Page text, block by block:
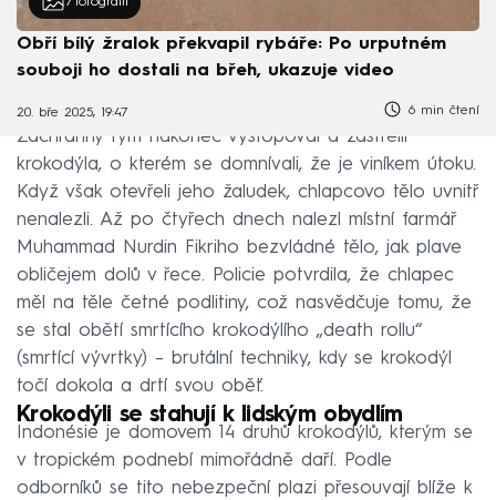
Obří bílý žralok překvapil rybáře: Po urputném
souboji ho dostali na břeh, ukazuje video
20. bře 2025, 19:47 6 min čtení
Záchranný tým nakonec vystopoval a zastřelil
krokodýla, o kterém se domnívali, že je viníkem útoku.
Když však otevřeli jeho žaludek, chlapcovo tělo uvnitř
nenalezli. Až po čtyřech dnech nalezl místní farmář
Muhammad Nurdin Fikriho bezvládné tělo, jak plave
obličejem dolů v řece. Policie potvrdila, že chlapec
měl na těle četné podlitiny, což nasvědčuje tomu, že
se stal obětí smrtícího krokodýlího „death rollu“
(smrtící vývrtky) – brutální techniky, kdy se krokodýl
točí dokola a drtí svou oběť.
Krokodýli se stahují k lidským obydlím
Indonésie je domovem 14 druhů krokodýlů, kterým se
v tropickém podnebí mimořádně daří. Podle
odborníků se tito nebezpeční plazi přesouvají blíže k